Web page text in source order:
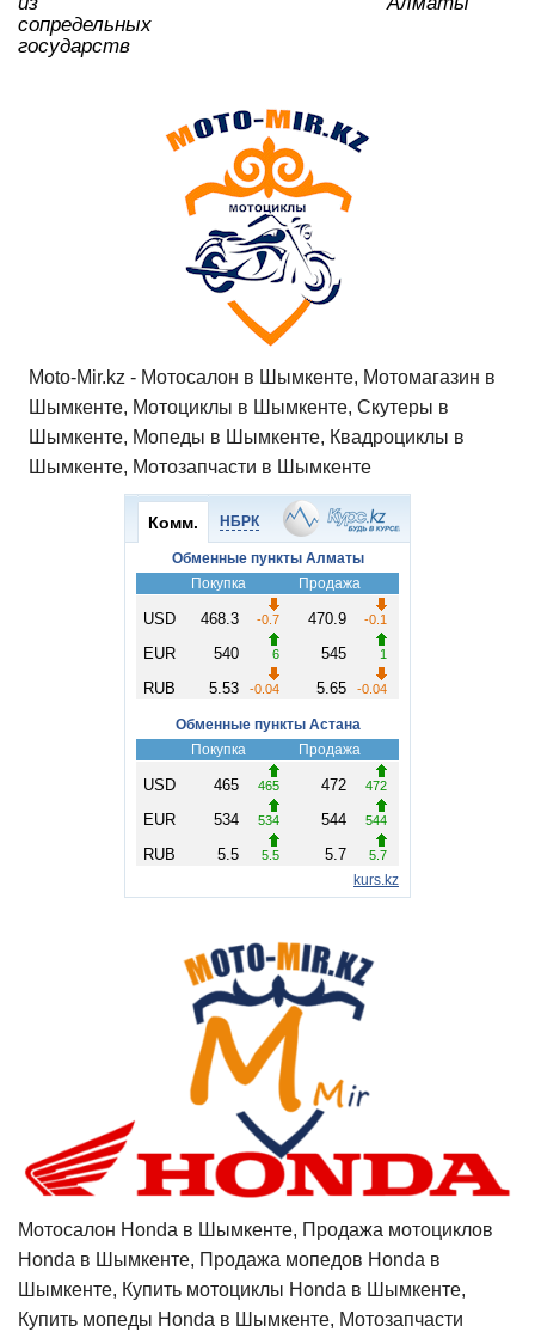
сопредельных
государств
Moto-Mir.kz - Мотосалон в Шымкенте, Мотомагазин в
Шымкенте, Мотоциклы в Шымкенте, Скутеры в
Шымкенте, Мопеды в Шымкенте, Квадроциклы в
Шымкенте, Мотозапчасти в Шымкенте
Мотосалон Honda в Шымкенте, Продажа мотоциклов
Honda в Шымкенте, Продажа мопедов Honda в
Шымкенте, Купить мотоциклы Honda в Шымкенте,
Купить мопеды Honda в Шымкенте, Мотозапчасти